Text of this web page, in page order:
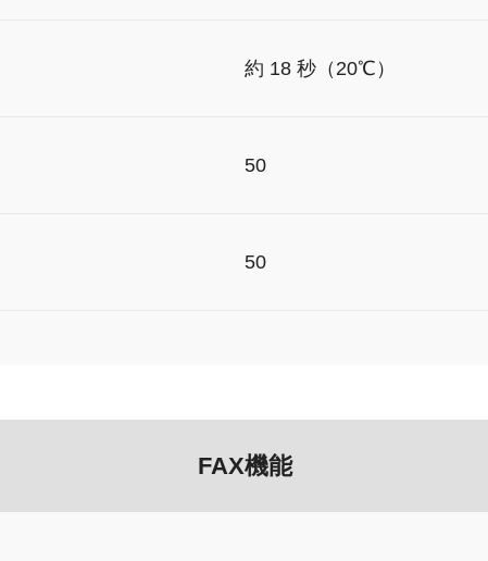
約 18 秒（20℃）
50
50
FAX機能